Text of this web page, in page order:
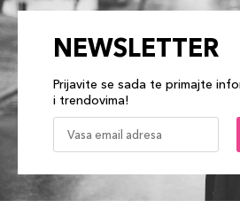
NEWSLETTER
Prijavite se sada te primajte
i trendovima!